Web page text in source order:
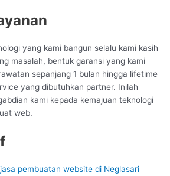
yang kami bangun selalu kami kasih
masalah, bentuk garansi yang kami
sepanjang 1 bulan hingga lifetime
yang dibutuhkan partner. Inilah
kami kepada kemajuan teknologi
web.
jasa pembuatan website di Neglasari